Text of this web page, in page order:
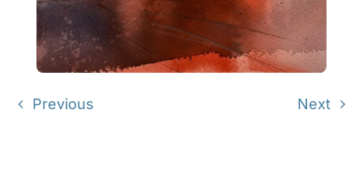
Previous Next